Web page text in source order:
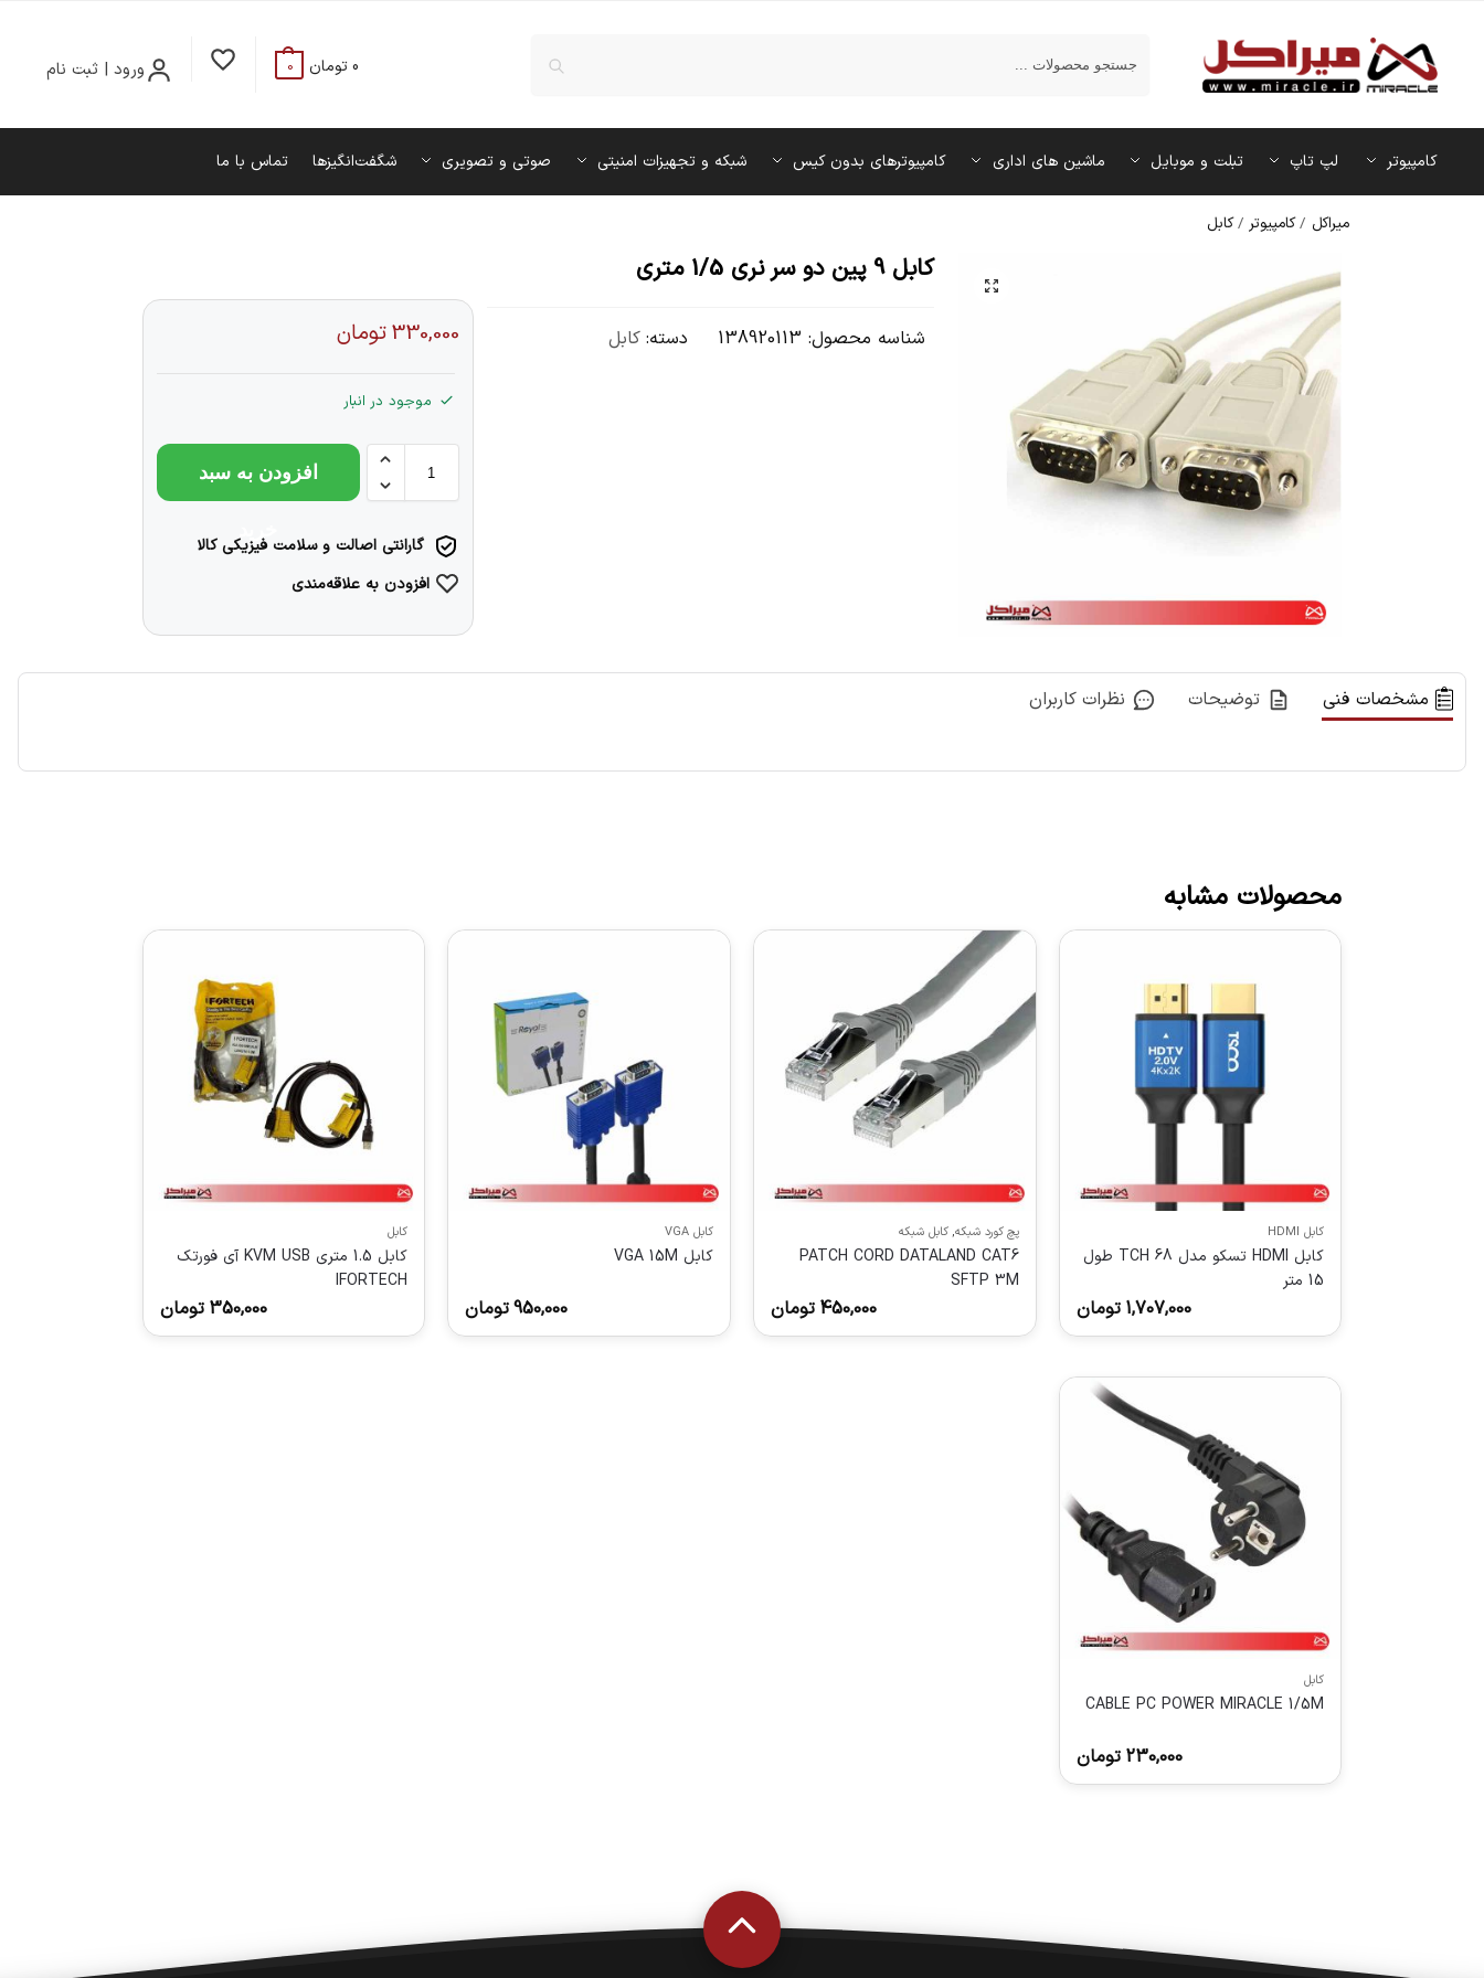
ورود | ثبت نام 0 تومان 0
کامپیوتر لپ تاپ تبلت و موبایل ماشین‌ های اداری کامپیوترهای بدون کیس شبکه و تجهیزات امنیتی صوتی و تصویری شگفت‌انگیزها تماس با ما
میراکل /کامپیوتر /کابل
کابل 9 پین دو سر نری 1/5 متری
شناسه محصول: 138920113 دسته:کابل 330,000تومان
موجود در انبار
افزودن به سبد
گارانتی اصالت و سلامت فیزیکی کالا
افزودن به علاقه‌مندی
مشخصات فنی توضیحات نظرات کاربران
محصولات مشابه
کابل HDMI
کابل HDMI تسکو مدل TCH 68 طول
15 متر
1,707,000 تومان
پچ کورد شبکه,کابل شبکه
PATCH CORD DATALAND CAT6
SFTP 3M
450,000 تومان
کابل VGA
کابل VGA 15M
950,000تومان
کابل
کابل 1.5 متری KVM USB آی فورتک
IFORTECH
350,000 تومان
کابل
CABLE PC POWER MIRACLE 1/5M
230,000 تومان